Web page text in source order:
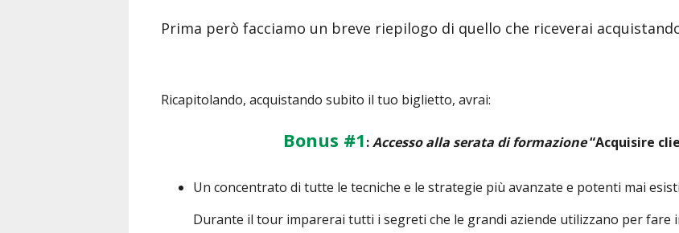
Prima però facciamo un breve riepilogo di quello che riceverai
Ricapitolando, acquistando subito il tuo biglietto, avrai:
Bonus #1:Accesso alla serata di formazione“Acquisire
Un concentrato di tutte le tecniche e le strategie più avanzate e potenti mai
Durante il tour imparerai tutti i segreti che le grandi aziende utilizzano per fare